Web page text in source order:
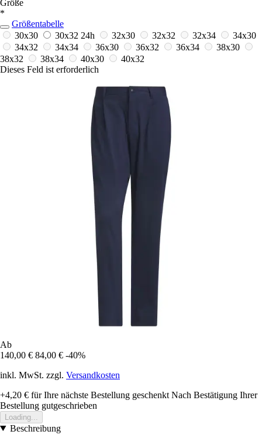
Größe
*
Größentabelle
30x30
30x32 24h 32x30 32x32 32x34
34x30
34x32
34x34 36x30 36x32 36x34
38x30
38x32
38x34 40x30
40x32
Dieses Feld ist erforderlich
Ab
140,00 € 84,00 € -40%
inkl. MwSt. zzgl. Versandkosten
+4,20 € für Ihre nächste Bestellung geschenkt Nach Bestätigung Ihrer
Bestellung gutgeschrieben
Loading...
Beschreibung